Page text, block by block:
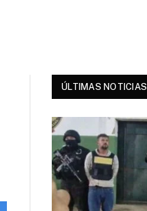
ÚLTIMAS NOTICIAS